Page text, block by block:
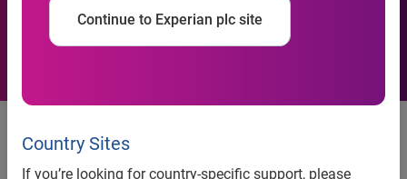
Continue to Experian plc site
Country Sites
If you’re looking for country-specific support, please
Experian
Consumidor reduz gastos e
cheques sem fundos apresentam